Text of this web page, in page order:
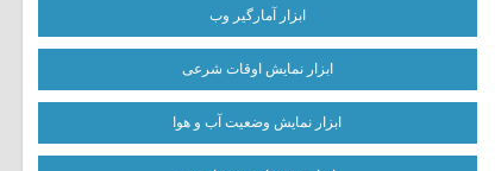
ابزار آمارگیر وب
ابزار نمایش اوقات شرعی
ابزار نمایش وضعیت آب و هوا